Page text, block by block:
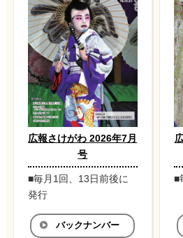
広報さけがわ 2026年7月
号
■毎月1回、13日前後に
発行
バックナンバー
■